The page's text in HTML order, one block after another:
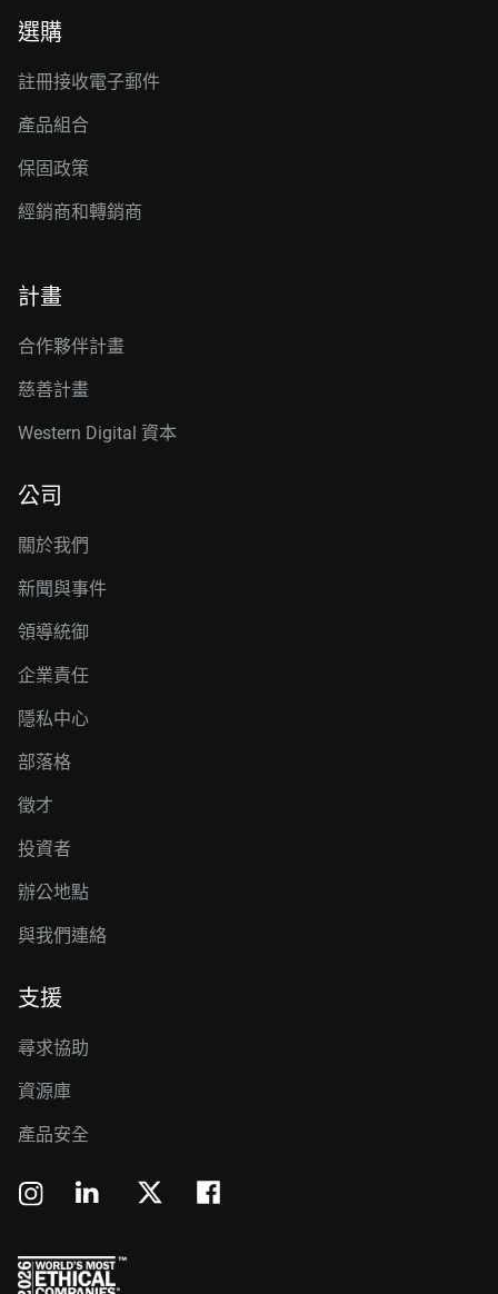
選購
註冊接收電子郵件
產品組合
保固政策
經銷商和轉銷商
計畫
合作夥伴計畫
慈善計畫
Western Digital 資本
公司
關於我們
新聞與事件
領導統御
企業責任
隱私中心
部落格
徵才
投資者
辦公地點
與我們連絡
支援
尋求協助
資源庫
產品安全